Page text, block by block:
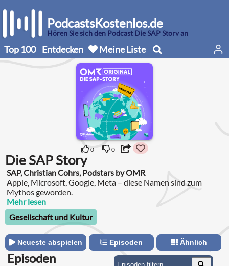
PodcastsKostenlos.de
Hören Sie sich den Podcast Die SAP Story an
Top 100 Entdecken Meine Liste
0 0
Die SAP Story
SAP, Christian Cohrs, Podstars by OMR
Apple, Microsoft, Google, Meta – diese Namen sind zum
Mythos geworden.
Mehr lesen
Gesellschaft und Kultur
Neueste abspielen Episoden Ähnlich
Episoden